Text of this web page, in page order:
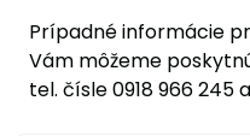
Prípadné informácie
Vám môžeme
tel. čísle 0918 966 245